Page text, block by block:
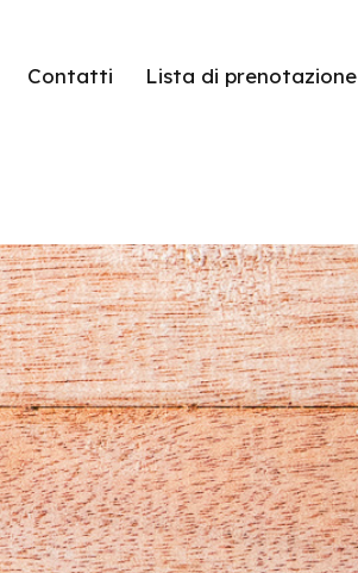
Contatti Lista di prenotazione